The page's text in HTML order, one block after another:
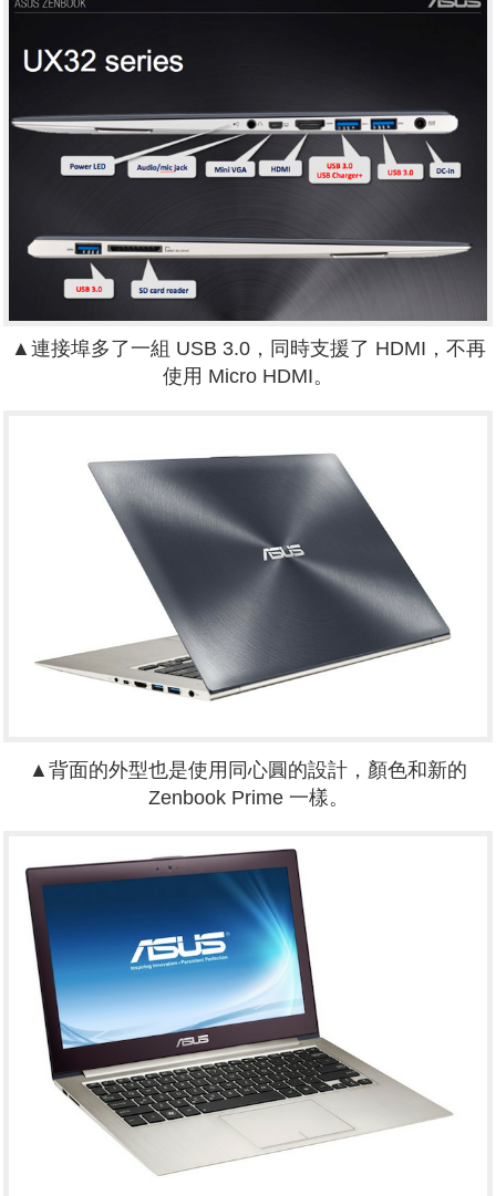
▲連接埠多了一組 USB 3.0，同時支援了 HDMI，不再
使用 Micro HDMI。
▲背面的外型也是使用同心圓的設計，顏色和新的
Zenbook Prime 一樣。